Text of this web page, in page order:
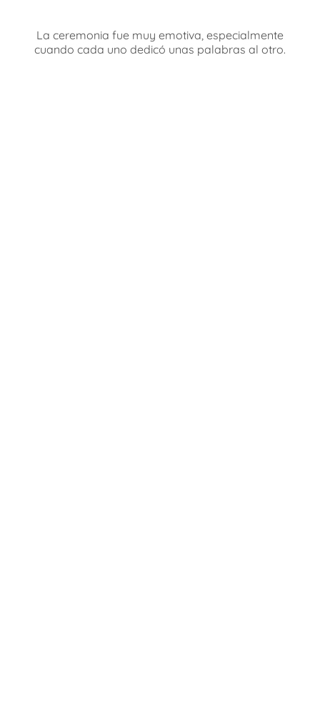
La ceremonia fue muy emotiva, especialmente
cuando cada uno dedicó unas palabras al otro.